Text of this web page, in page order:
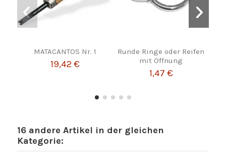
MATACANTOS Nr. 1
19,42 €
Runde Ringe oder Reifen
mit Öffnung
1,47 €
16 andere Artikel in der gleichen
Kategorie: